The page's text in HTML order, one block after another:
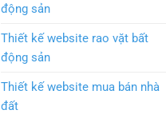
động sản
Thiết kế website rao vặt bất
động sản
Thiết kế website mua bán nhà
đất